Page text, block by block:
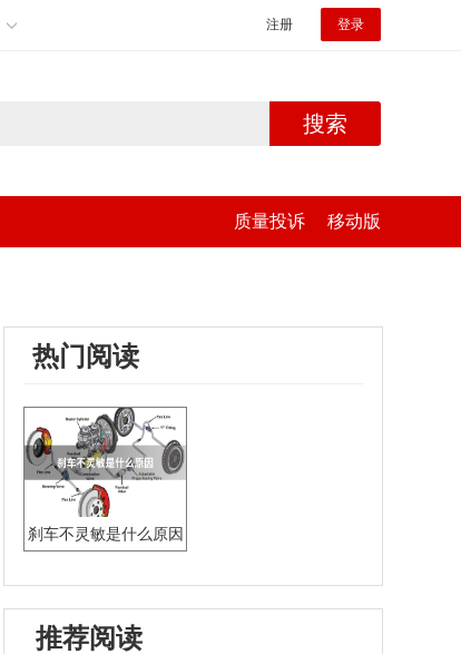
注册 登录
搜索
质量投诉 移动版
热门阅读
刹车不灵敏是什么原因
推荐阅读